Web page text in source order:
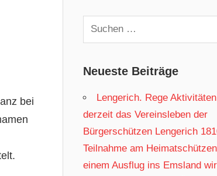
bei
Suchen
nach:
Neueste Beiträge
Lengerich. Rege
derzeit das Vereinsleben der
Bürgerschützen Lengerich
Teilnahme am
einem Ausflug ins Emsland